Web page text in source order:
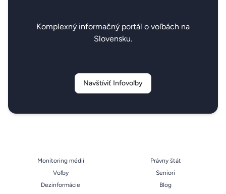
Komplexný informačný portál o voľbách na
Slovensku.
Navštíviť Infovoľby
Monitoring médií
Voľby
Dezinformácie
Právny štát
Seniori
Blog